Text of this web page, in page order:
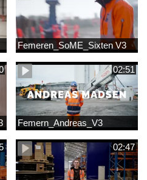
Femeren_SoME_Sixten V3
02:51
Femern_Andreas_V3
02:47